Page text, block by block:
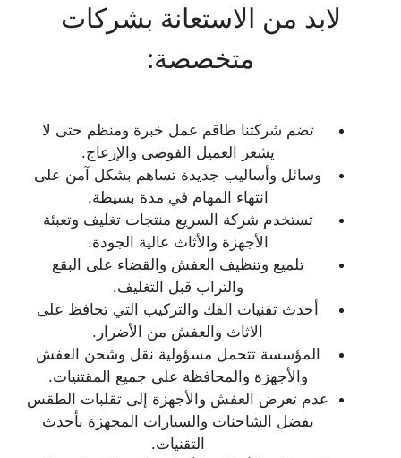
لابد من الاستعانة بشركات
متخصصة:
تضم شركتنا طاقم عمل خبرة ومنظم حتى لا
يشعر العميل الفوضى والإزعاج.
وسائل وأساليب جديدة تساهم بشكل آمن على
انتهاء المهام في مدة بسيطة.
تستخدم شركة السريع منتجات تغليف وتعبئة
الأجهزة والأثاث عالية الجودة.
تلميع وتنظيف العفش والقضاء على البقع
والتراب قبل التغليف.
أحدث تقنيات الفك والتركيب التي تحافظ على
الاثاث والعفش من الأضرار.
المؤسسة تتحمل مسؤولية نقل وشحن العفش
والأجهزة والمحافظة على جميع المقتنيات.
عدم تعرض العفش والأجهزة إلى تقلبات الطقس
بفضل الشاحنات والسيارات المجهزة بأحدث
التقنيات.